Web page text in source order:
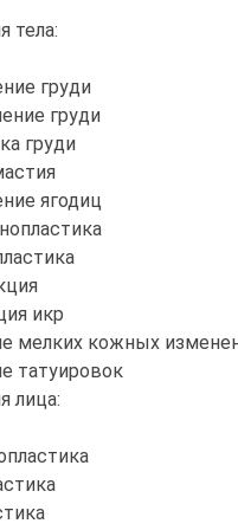
тела:
груди
груди
груди
ягодиц
икр
мелких кожных
татуировок
лица: